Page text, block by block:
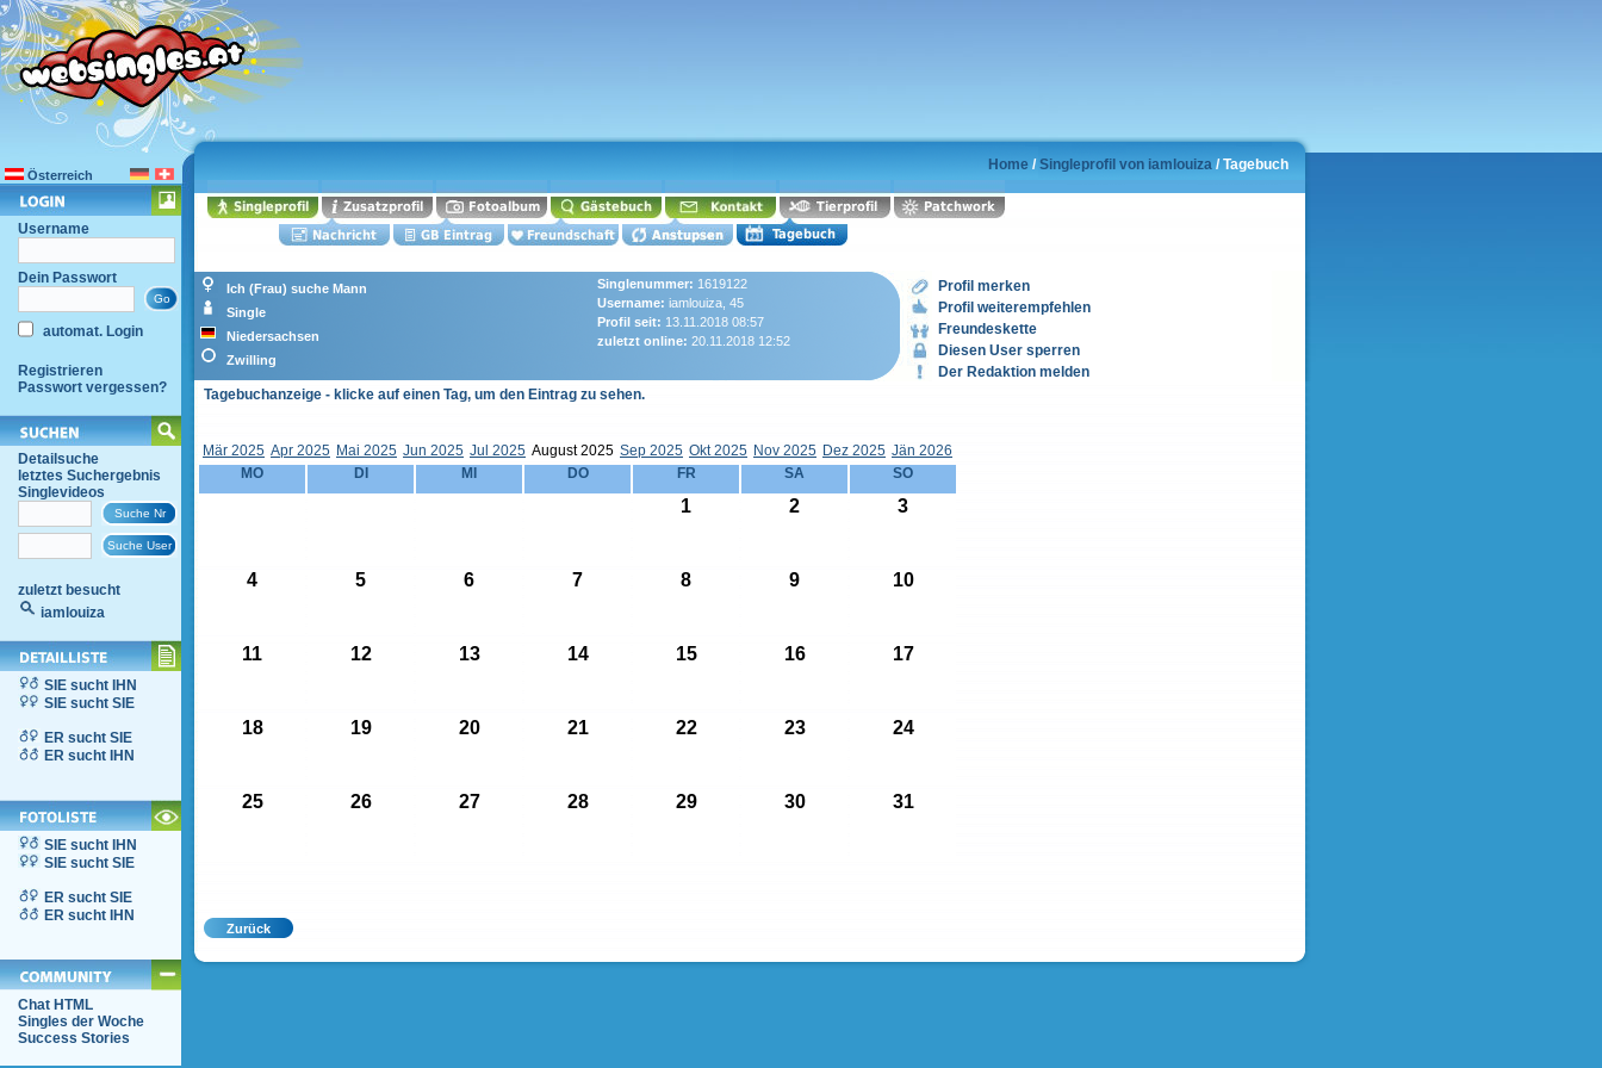
Österreich
Username
Dein Passwort
automat. Login
Registrieren
Passwort vergessen?
Detailsuche
letztes Suchergebnis
Singlevideos
zuletzt besucht
iamlouiza
SIE sucht IHN
SIE sucht SIE
ER sucht SIE
ER sucht IHN
SIE sucht IHN
SIE sucht SIE
ER sucht SIE
ER sucht IHN
Chat HTML
Singles der Woche
Success Stories
Home / Singleprofil von iamlouiza / Tagebuch
Ich (Frau) suche Mann
Single
Niedersachsen
Zwilling
Singlenummer: 1619122
Username: iamlouiza, 45
Profil seit: 13.11.2018 08:57
zuletzt online: 20.11.2018 12:52
Profil merken
Profil weiterempfehlen
Freundeskette
Diesen User sperren
Der Redaktion melden
Tagebuchanzeige - klicke auf einen Tag, um den Eintrag zu sehen.
Mär 2025 Apr 2025 Mai 2025 Jun 2025 Jul 2025 August 2025 Sep 2025 Okt 2025 Nov 2025 Dez 2025 Jän 2026
MO
DI MI DO FR SA SO
1 2 3
4 5 6 7 8 9 10
11 12 13 14 15 16 17
18 19 20 21 22 23 24
25 26 27 28 29 30 31